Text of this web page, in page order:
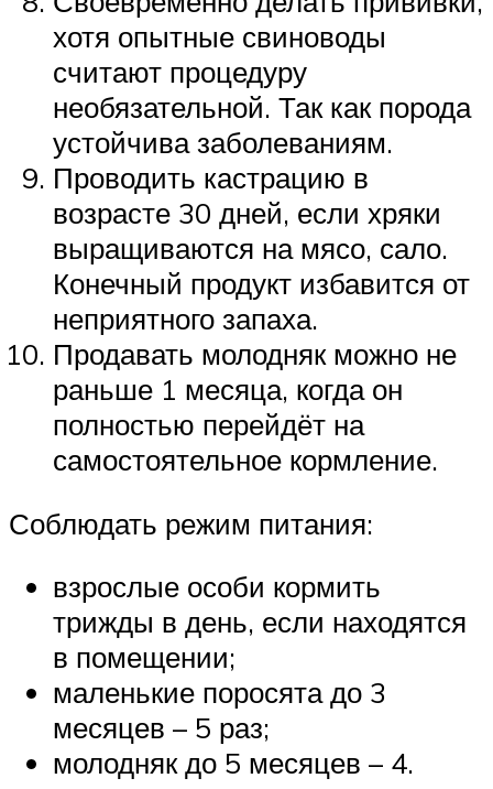
хотя опытные свиноводы
считают процедуру
необязательной. Так как порода
устойчива заболеваниям.
Проводить кастрацию в
возрасте 30 дней, если хряки
выращиваются на мясо, сало.
Конечный продукт избавится от
неприятного запаха.
Продавать молодняк можно не
раньше 1 месяца, когда он
полностью перейдёт на
самостоятельное кормление.
Соблюдать режим питания:
взрослые особи кормить
трижды в день, если находятся
в помещении;
маленькие поросята до 3
месяцев – 5 раз;
молодняк до 5 месяцев – 4.